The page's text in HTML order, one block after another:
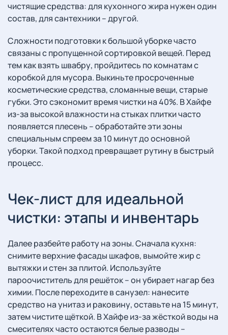
чистящие средства: для кухонного жира нужен один
состав, для сантехники – другой.
Сложности подготовки к большой уборке часто
связаны с пропущенной сортировкой вещей. Перед
тем как взять швабру, пройдитесь по комнатам с
коробкой для мусора. Выкиньте просроченные
косметические средства, сломанные вещи, старые
губки. Это сэкономит время чистки на 40%. В Хайфе
из-за высокой влажности на стыках плитки часто
появляется плесень – обработайте эти зоны
специальным спреем за 10 минут до основной
уборки. Такой подход превращает рутину в быстрый
процесс.
Чек-лист для идеальной
чистки: этапы и инвентарь
Далее разбейте работу на зоны. Сначала кухня:
снимите верхние фасады шкафов, вымойте жир с
вытяжки и стен за плитой. Используйте
пароочиститель для решёток – он убирает нагар без
химии. После переходите в санузел: нанесите
средство на унитаз и раковину, оставьте на 15 минут,
затем чистите щёткой. В Хайфе из-за жёсткой воды на
смесителях часто остаются белые разводы –